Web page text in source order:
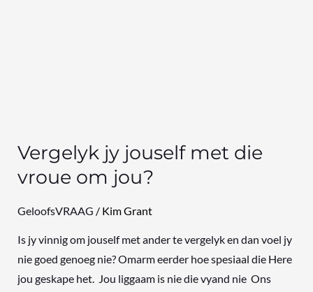
Vergelyk jy jouself met die
vroue om jou?
GeloofsVRAAG / Kim Grant
Is jy vinnig om jouself met ander te vergelyk en dan voel jy
nie goed genoeg nie? Omarm eerder hoe spesiaal die Here
jou geskape het. Jou liggaam is nie die vyand nie Ons